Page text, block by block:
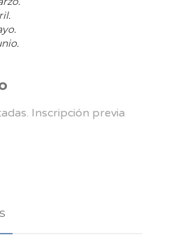
Inscripción previa